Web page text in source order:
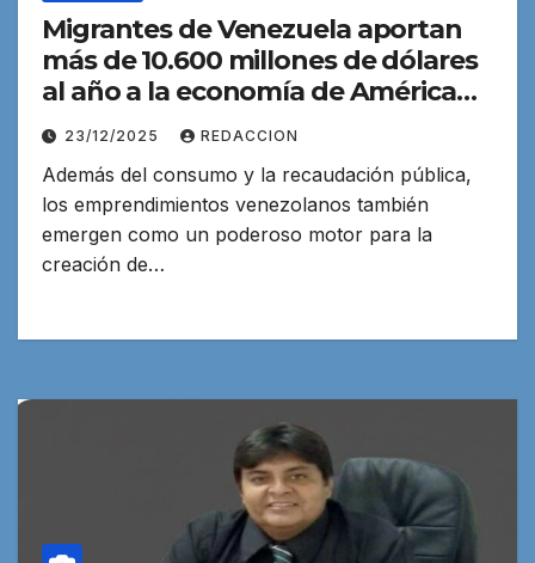
Migrantes de Venezuela aportan
más de 10.600 millones de dólares
al año a la economía de América
Latina
23/12/2025 REDACCION
Además del consumo y la recaudación pública,
los emprendimientos venezolanos también
emergen como un poderoso motor para la
creación de…